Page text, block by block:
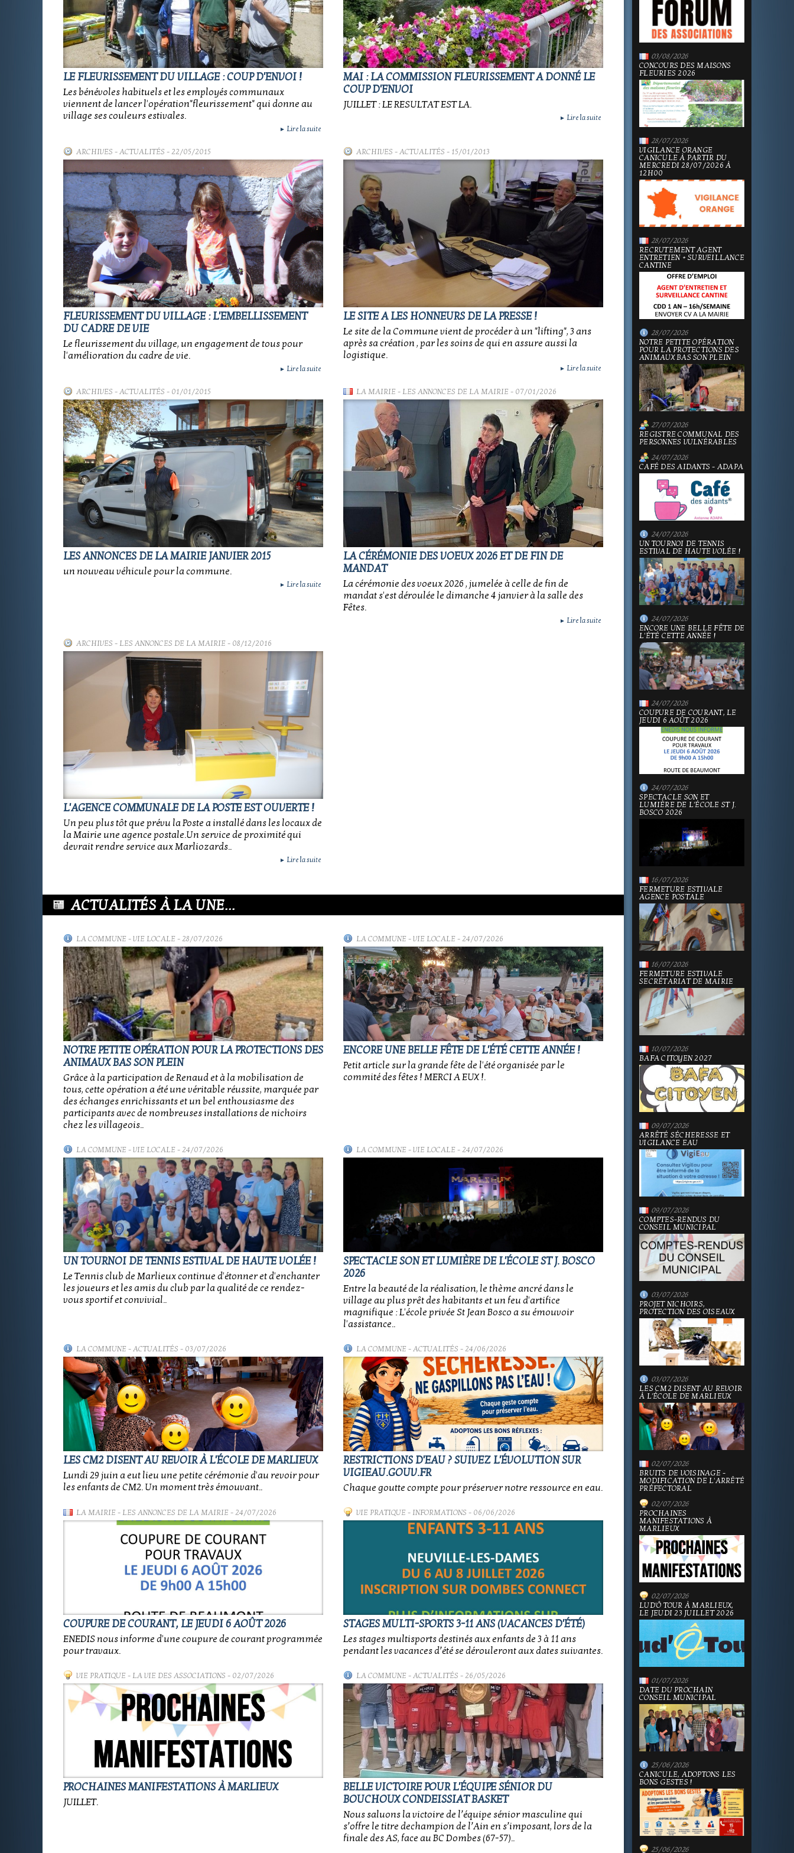
LE FLEURISSEMENT DU VILLAGE : COUP D'ENVOI !
Les bénévoles habituels et les employés communaux
viennent de lancer l'opération"fleurissement" qui donne au
village ses couleurs estivales.
► Lire la suite
MAI : LA COMMISSION FLEURISSEMENT A DONNÉ LE
COUP D'ENVOI
JUILLET : LE RESULTAT EST LA.
► Lire la suite
ARCHIVES -ACTUALITÉS - 22/05/2015
FLEURISSEMENT DU VILLAGE : L'EMBELLISSEMENT
DU CADRE DE VIE
Le fleurissement du village, un engagement de tous pour
l'amélioration du cadre de vie.
► Lire la suite
ARCHIVES -ACTUALITÉS - 15/01/2013
LE SITE A LES HONNEURS DE LA PRESSE !
Le site de la Commune vient de procéder à un "lifting", 3 ans
après sa création , par les soins de qui en assure aussi la
logistique.
► Lire la suite
ARCHIVES -ACTUALITÉS - 01/01/2015
LES ANNONCES DE LA MAIRIE JANVIER 2015
un nouveau véhicule pour la commune.
► Lire la suite
LA MAIRIE- LES ANNONCES DE LA MAIRIE- 07/01/2026
LA CÉRÉMONIE DES VOEUX 2026 ET DE FIN DE
MANDAT
La cérémonie des voeux 2026 , jumelée à celle de fin de
mandat s'est déroulée le dimanche 4 janvier à la salle des
Fêtes.
► Lire la suite
ARCHIVES - LES ANNONCES DE LA MAIRIE- 08/12/2016
L'AGENCE COMMUNALE DE LA POSTE EST OUVERTE !
Un peu plus tôt que prévu la Poste a installé dans les locaux de
la Mairie une agence postale.Un service de proximité qui
devrait rendre service aux Marliozards..
► Lire la suite
ACTUALITÉS À LA UNE...
LA COMMUNE-VIE LOCALE- 28/07/2026
NOTRE PETITE OPÉRATION POUR LA PROTECTIONS DES
ANIMAUX BAS SON PLEIN
Grâce à la participation de Renaud et à la mobilisation de
tous, cette opération a été une véritable réussite, marquée par
des échanges enrichissants et un bel enthousiasme des
participants avec de nombreuses installations de nichoirs
chez les villageois..
LA COMMUNE-VIE LOCALE- 24/07/2026
ENCORE UNE BELLE FÊTE DE L'ÉTÉ CETTE ANNÉE !
Petit article sur la grande fête de l'été organisée par le
commité des fêtes ! MERCI A EUX !.
LA COMMUNE-VIE LOCALE- 24/07/2026
UN TOURNOI DE TENNIS ESTIVAL DE HAUTE VOLÉE !
Le Tennis club de Marlieux continue d'étonner et d'enchanter
les joueurs et les amis du club par la qualité de ce rendez-
vous sportif et convivial..
LA COMMUNE-VIE LOCALE- 24/07/2026
SPECTACLE SON ET LUMIÈRE DE L'ÉCOLE ST J. BOSCO
2026
Entre la beauté de la réalisation, le thème ancré dans le
village au plus prêt des habitants et un feu d'artifice
magnifique : L'école privée St Jean Bosco a su émouvoir
l'assistance..
LA COMMUNE-ACTUALITÉS - 03/07/2026
LES CM2 DISENT AU REVOIR À L'ÉCOLE DE MARLIEUX
Lundi 29 juin a eut lieu une petite cérémonie d'au revoir pour
les enfants de CM2. Un moment très émouvant..
LA COMMUNE-ACTUALITÉS - 24/06/2026
RESTRICTIONS D'EAU ? SUIVEZ L'ÉVOLUTION SUR
VIGIEAU.GOUV.FR
Chaque goutte compte pour préserver notre ressource en eau.
LA MAIRIE- LES ANNONCES DE LA MAIRIE- 24/07/2026
COUPURE DE COURANT, LE JEUDI 6 AOÛT 2026
ENEDIS nous informe d'une coupure de courant programmée
pour travaux.
VIE PRATIQUE- INFORMATIONS - 06/06/2026
STAGES MULTI-SPORTS 3-11 ANS (VACANCES D'ÉTÉ)
Les stages multisports destinés aux enfants de 3 à 11 ans
pendant les vacances d’été se dérouleront aux dates suivantes.
VIE PRATIQUE- LA VIE DES ASSOCIATIONS - 02/07/2026
PROCHAINES MANIFESTATIONS À MARLIEUX
JUILLET.
LA COMMUNE-ACTUALITÉS - 26/05/2026
BELLE VICTOIRE POUR L'ÉQUIPE SÉNIOR DU
BOUCHOUX CONDEISSIAT BASKET
Nous saluons la victoire de l’équipe sénior masculine qui
s’offre le titre dechampion de l’Ain en s’imposant, lors de la
finale des AS, face au BC Dombes (67-57)..
03/08/2026
CONCOURS DES MAISONS
FLEURIES 2026
28/07/2026
VIGILANCE ORANGE
CANICULE À PARTIR DU
MERCREDI 28/07/2026 À
12H00
28/07/2026
RECRUTEMENT AGENT
ENTRETIEN + SURVEILLANCE
CANTINE
28/07/2026
NOTRE PETITE OPÉRATION
POUR LA PROTECTIONS DES
ANIMAUX BAS SON PLEIN
27/07/2026
REGISTRE COMMUNAL DES
PERSONNES VULNÉRABLES
24/07/2026
CAFÉ DES AIDANTS - ADAPA
24/07/2026
UN TOURNOI DE TENNIS
ESTIVAL DE HAUTE VOLÉE !
24/07/2026
ENCORE UNE BELLE FÊTE DE
L'ÉTÉ CETTE ANNÉE !
24/07/2026
COUPURE DE COURANT, LE
JEUDI 6 AOÛT 2026
24/07/2026
SPECTACLE SON ET
LUMIÈRE DE L'ÉCOLE ST J.
BOSCO 2026
16/07/2026
FERMETURE ESTIVALE
AGENCE POSTALE
16/07/2026
FERMETURE ESTIVALE
SECRÉTARIAT DE MAIRIE
10/07/2026
BAFA CITOYEN 2027
09/07/2026
ARRÊTÉ SÉCHERESSE ET
VIGILANCE EAU
09/07/2026
COMPTES-RENDUS DU
CONSEIL MUNICIPAL
03/07/2026
PROJET NICHOIRS,
PROTECTION DES OISEAUX
03/07/2026
LES CM2 DISENT AU REVOIR
À L'ÉCOLE DE MARLIEUX
02/07/2026
BRUITS DE VOISINAGE -
MODIFICATION DE L'ARRÊTÉ
PRÉFECTORAL
02/07/2026
PROCHAINES
MANIFESTATIONS À
MARLIEUX
02/07/2026
LUD'Ô TOUR À MARLIEUX,
LE JEUDI 23 JUILLET 2026
01/07/2026
DATE DU PROCHAIN
CONSEIL MUNICIPAL
25/06/2026
CANICULE, ADOPTONS LES
BONS GESTES !
25/06/2026